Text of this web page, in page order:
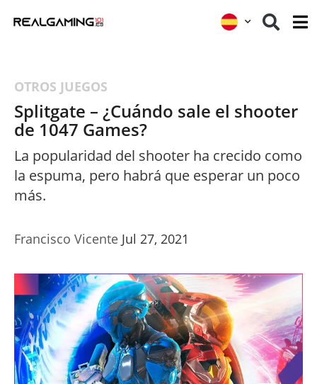
OTROS JUEGOS
Splitgate – ¿Cuándo sale el shooter
de 1047 Games?
La popularidad del shooter ha crecido como
la espuma, pero habrá que esperar un poco
más.
Francisco Vicente Jul 27, 2021